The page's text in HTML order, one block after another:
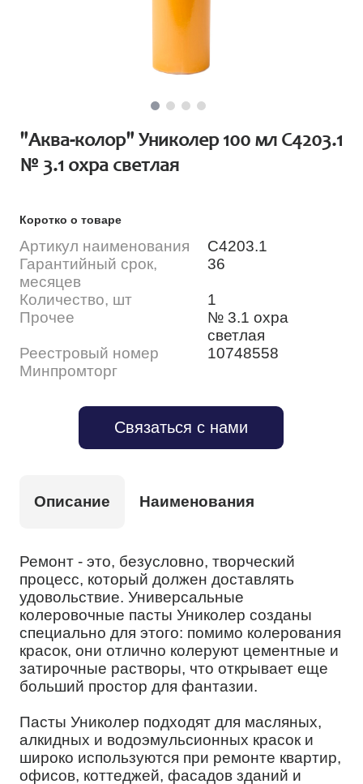
"Аква-колор" Униколер 100 мл С4203.1
№ 3.1 охра светлая
Коротко о товаре
Артикул наименования
С4203.1
Гарантийный срок,
месяцев
36
Количество, шт
1
Прочее
№ 3.1 охра
светлая
Реестровый номер
Минпромторг
10748558
Связаться с нами
Описание Наименования
Ремонт - это, безусловно, творческий
процесс, который должен доставлять
удовольствие. Универсальные
колеровочные пасты Униколер созданы
специально для этого: помимо колерования
красок, они отлично колеруют цементные и
затирочные растворы, что открывает еще
больший простор для фантазии.
Пасты Униколер подходят для масляных,
алкидных и водоэмульсионных красок и
широко используются при ремонте квартир,
офисов, коттеджей, фасадов зданий и